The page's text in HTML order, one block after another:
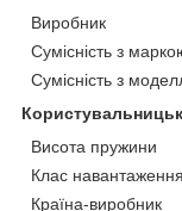
Виробник
Сумісність з
Сумісність з
Висота пружини
Клас навантаження
Країна-виробник